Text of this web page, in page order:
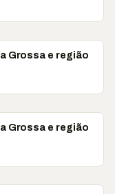
Grossa e região
Grossa e região